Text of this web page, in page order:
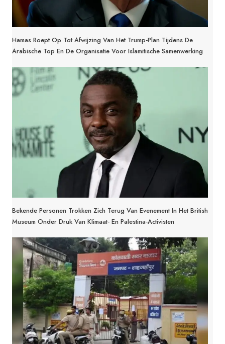
Hamas Roept Op Tot Afwijzing Van Het Trump-Plan Tijdens De
Arabische Top En De Organisatie Voor Islamitische Samenwerking
Bekende Personen Trokken Zich Terug Van Evenement In Het British
Museum Onder Druk Van Klimaat- En Palestina-Activisten